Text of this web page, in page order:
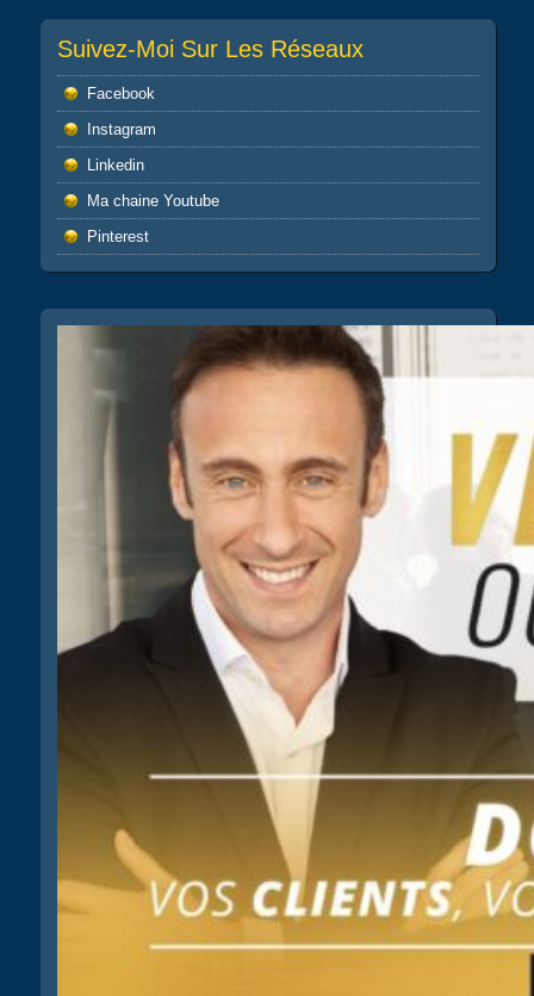
Suivez-Moi Sur Les Réseaux
Facebook
Instagram
Linkedin
Ma chaine Youtube
Pinterest